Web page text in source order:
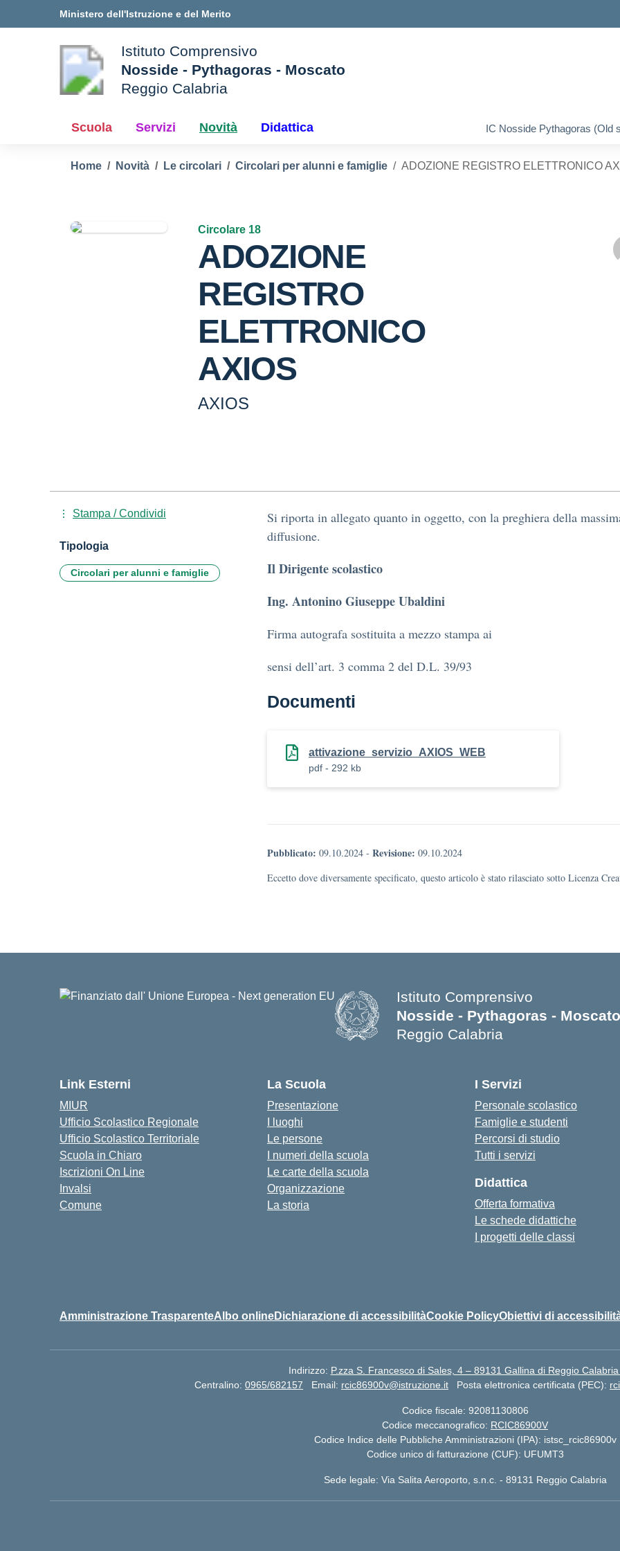
Ministero dell'Istruzione e del Merito
della scuola
Istituto Comprensivo
Nosside - Pythagoras - Moscato
Reggio Calabria
Scuola Servizi Novità Didattica IC Nosside Pythagoras (Old
Home Novità Le circolari Circolari per alunni e famiglie ADOZIONE REGISTRO ELETTRONICO
Circolare 18
ADOZIONE
REGISTRO
ELETTRONICO
AXIOS
AXIOS
Si riporta in allegato quanto in oggetto, con la preghiera della
diffusione.
Il Dirigente scolastico
Ing. Antonino Giuseppe Ubaldini
Firma autografa sostituita a mezzo stampa ai
sensi dell’art. 3 comma 2 del D.L. 39/93
Documenti
attivazione_servizio_AXIOS_WEB
pdf - 292 kb
Pubblicato: 09.10.2024 - Revisione: 09.10.2024
Eccetto dove diversamente specificato, questo articolo è stato rilasciato sotto Licenza
Stampa / Condividi
Tipologia
Circolari per alunni e famiglie
Istituto Comprensivo
Nosside - Pythagoras - Moscato
Reggio Calabria
Link Esterni
MIUR
Ufficio Scolastico Regionale
Ufficio Scolastico Territoriale
Scuola in Chiaro
Iscrizioni On Line
Invalsi
Comune
La Scuola
Presentazione
I luoghi
Le persone
I numeri della scuola
Le carte della scuola
Organizzazione
La storia
I Servizi
Personale scolastico
Famiglie e studenti
Percorsi di studio
Tutti i servizi
Didattica
Offerta formativa
Le schede didattiche
I progetti delle classi
Amministrazione TrasparenteAlbo onlineDichiarazione di accessibilitàCookie PolicyObiettivi di
Indirizzo: P.zza S. Francesco di Sales, 4 – 89131 Gallina di Reggio
Centralino: 0965/682157 Email: rcic86900v@istruzione.it Posta elettronica certificata (PEC):
Codice fiscale: 92081130806
Codice meccanografico: RCIC86900V
Codice Indice delle Pubbliche Amministrazioni (IPA): istsc_rcic86900v
Codice unico di fatturazione (CUF): UFUMT3
Sede legale: Via Salita Aeroporto, s.n.c. - 89131 Reggio Calabria